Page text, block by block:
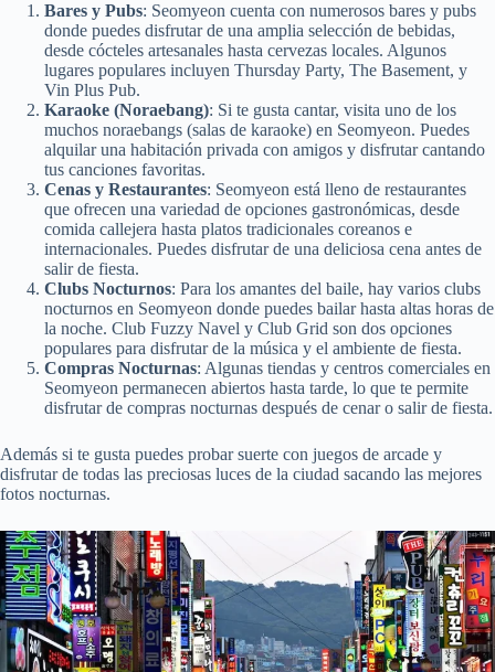
Bares y Pubs: Seomyeon cuenta con numerosos bares y pubs
donde puedes disfrutar de una amplia selección de bebidas,
desde cócteles artesanales hasta cervezas locales. Algunos
lugares populares incluyen Thursday Party, The Basement, y
Vin Plus Pub.
Karaoke (Noraebang): Si te gusta cantar, visita uno de los
muchos noraebangs (salas de karaoke) en Seomyeon. Puedes
alquilar una habitación privada con amigos y disfrutar cantando
tus canciones favoritas.
Cenas y Restaurantes: Seomyeon está lleno de restaurantes
que ofrecen una variedad de opciones gastronómicas, desde
comida callejera hasta platos tradicionales coreanos e
internacionales. Puedes disfrutar de una deliciosa cena antes de
salir de fiesta.
Clubs Nocturnos: Para los amantes del baile, hay varios clubs
nocturnos en Seomyeon donde puedes bailar hasta altas horas de
la noche. Club Fuzzy Navel y Club Grid son dos opciones
populares para disfrutar de la música y el ambiente de fiesta.
Compras Nocturnas: Algunas tiendas y centros comerciales en
Seomyeon permanecen abiertos hasta tarde, lo que te permite
disfrutar de compras nocturnas después de cenar o salir de fiesta.
Además si te gusta puedes probar suerte con juegos de arcade y
disfrutar de todas las preciosas luces de la ciudad sacando las mejores
fotos nocturnas.